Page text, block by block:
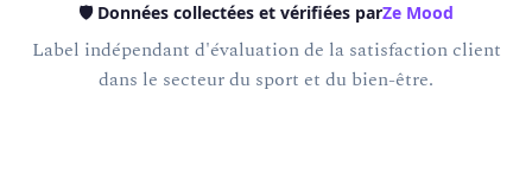
🛡️ Données collectées et vérifiées parZe Mood
Label indépendant d'évaluation de la satisfaction client
dans le secteur du sport et du bien-être.